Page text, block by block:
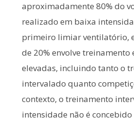
aproximadamente 80% do
realizado em baixa
primeiro limiar ventilatório,
de 20% envolve treinamento
elevadas, incluindo tanto o
intervalado quanto
contexto, o treinamento
intensidade não é